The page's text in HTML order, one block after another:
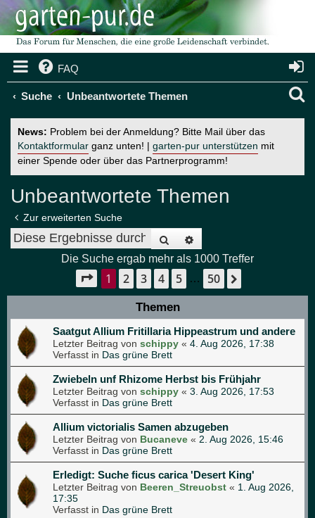
FAQ
Suche Unbeantwortete Themen
News: Problem bei der Anmeldung? Bitte Mail über das
Kontaktformular ganz unten! | garten-pur unterstützen mit
einer Spende oder über das Partnerprogramm!
Unbeantwortete Themen
Zur erweiterten Suche
Suche
Die Suche ergab mehr als 1000 Treffer
Seite 1von 50
1 2 3 4 5 … 50
Themen
Saatgut Allium Fritillaria Hippeastrum und andere
Letzter Beitrag von schippy « 4. Aug 2026, 17:38
Verfasst in Das grüne Brett
Zwiebeln unf Rhizome Herbst bis Frühjahr
Letzter Beitrag von schippy « 3. Aug 2026, 17:53
Verfasst in Das grüne Brett
Allium victorialis Samen abzugeben
Letzter Beitrag von Bucaneve « 2. Aug 2026, 15:46
Verfasst in Das grüne Brett
Erledigt: Suche ficus carica 'Desert King'
Letzter Beitrag von Beeren_Streuobst « 1. Aug 2026,
17:35
Verfasst in Das grüne Brett